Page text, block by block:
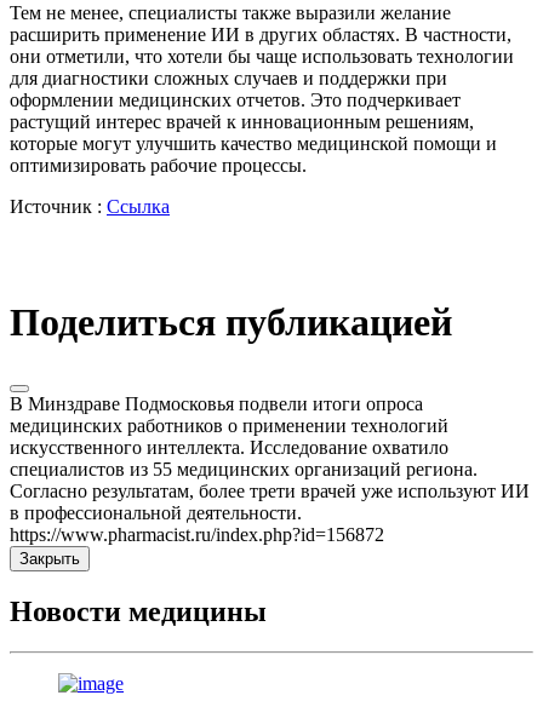
Тем не менее, специалисты также выразили желание
расширить применение ИИ в других областях. В частности,
они отметили, что хотели бы чаще использовать технологии
для диагностики сложных случаев и поддержки при
оформлении медицинских отчетов. Это подчеркивает
растущий интерес врачей к инновационным решениям,
которые могут улучшить качество медицинской помощи и
оптимизировать рабочие процессы.
Источник : Ссылка
Поделиться публикацией
В Минздраве Подмосковья подвели итоги опроса
медицинских работников о применении технологий
искусственного интеллекта. Исследование охватило
специалистов из 55 медицинских организаций региона.
Согласно результатам, более трети врачей уже используют ИИ
в профессиональной деятельности.
https://www.pharmacist.ru/index.php?id=156872
Закрыть
Новости медицины